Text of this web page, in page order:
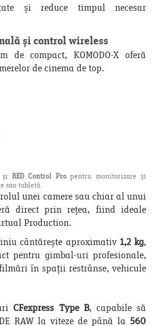
și reduce timpul necesar
și control wireless
de compact, KOMODO-X oferă
de cinema de top.
șiRED Control Propentru monitorizare și
sau tabletă.
unei camere sau chiar al unui
direct prin rețea, fiind ideale
Production.
cântărește aproximativ 1,2 kg,
pentru gimbal-uri profesionale,
în spații restrânse, vehicule
CFexpress Type B, capabile să
RAW la viteze de până la 560